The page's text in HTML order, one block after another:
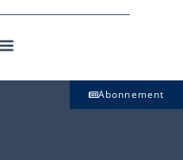
Abonnement